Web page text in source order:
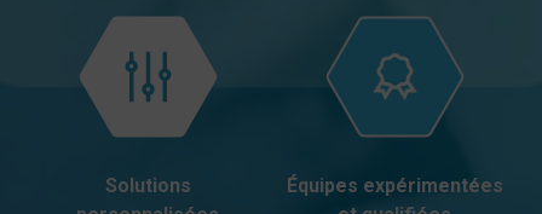
Solutions
Équipes expérimentées